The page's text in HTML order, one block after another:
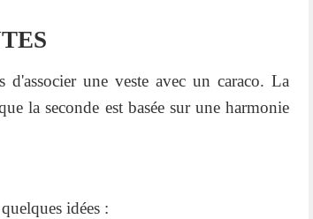
une veste avec un caraco. La
la seconde est basée sur une harmonie
idées :